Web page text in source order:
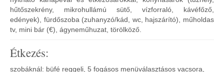
hűtőszekrény, mikrohullámú sütő, vízforraló, kávéfőző,
edények), fürdőszoba (zuhanyzó/kád, wc, hajszárító), műholdas
tv, mini bár (€), ágyneműhuzat, törölköző.
Étkezés:
szobáknál: büfé reggeli, 5 fogásos menüválasztásos vacsora,